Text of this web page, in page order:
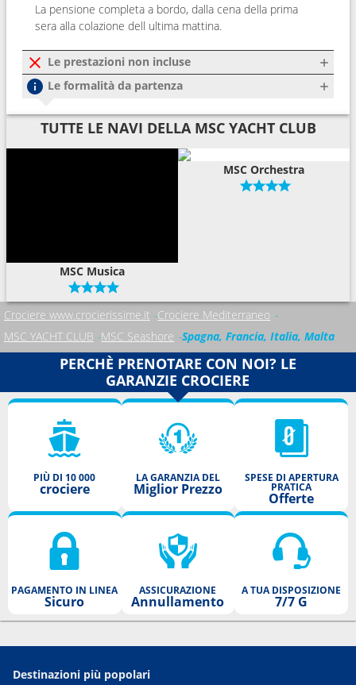
La pensione completa a bordo, dalla cena della prima
sera alla colazione dell ultima mattina.
Le prestazioni non incluse
Le formalità da partenza
TUTTE LE NAVI DELLA MSC YACHT CLUB
MSC Musica
MSC Orchestra
Crociere www.crocierissime.it Crociere Mediterraneo
MSC YACHT CLUB MSC Seashore Spagna, Francia, Italia, Malta
PERCHÈ PRENOTARE CON NOI? LE
GARANZIE CROCIERE
PIÙ DI 10 000
crociere
LA GARANZIA DEL
Miglior Prezzo
SPESE DI APERTURA
PRATICA
Offerte
PAGAMENTO IN LINEA
Sicuro
ASSICURAZIONE
Annullamento
A TUA DISPOSIZIONE
7/7 G
Destinazioni più popolari